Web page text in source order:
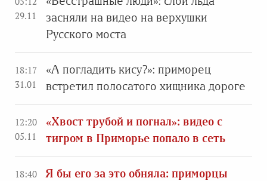
29.11
засняли на видео на верхушки
Русского моста
18:17
31.01
«А погладить кису?»: приморец
встретил полосатого хищника дороге
12:20
05.11
«Хвост трубой и погнал»: видео с
тигром в Приморье попало в сеть
18:40
Я бы его за это обняла: приморцы